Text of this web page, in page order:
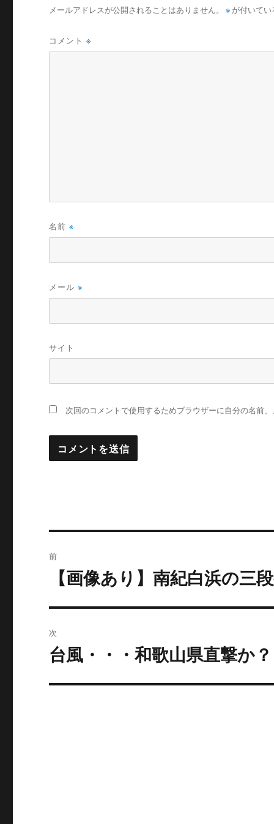
メールアドレスが公開されることはありません。 ※ が付いて
コメント※
名前※
メール※
サイト
次回のコメントで使用するためブラウザーに自分の名前
稿
ゲ
前
の
投
稿:
【画像あり】南紀白浜の三
次
次
の
投
台風・・・和歌山県直撃か？